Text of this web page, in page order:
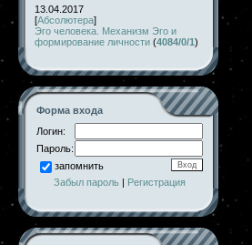
13.04.2017
[Абсолютера]
Эго человека. Механизм Эго и
формирование личности (4084/0/1)
Форма входа
Логин:
Пароль:
запомнить
Забыл пароль | Регистрация